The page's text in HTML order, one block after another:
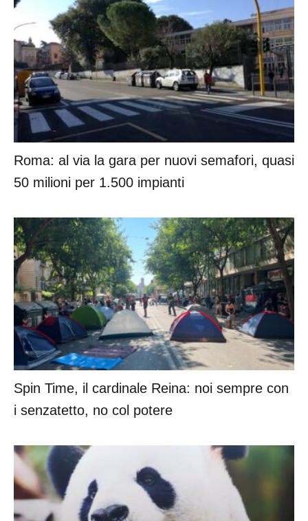
Roma: al via la gara per nuovi semafori, quasi
50 milioni per 1.500 impianti
Spin Time, il cardinale Reina: noi sempre con
i senzatetto, no col potere